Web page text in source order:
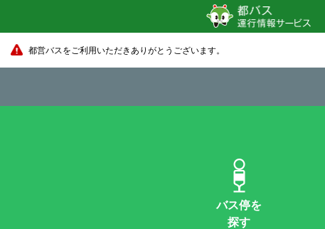
都営バスをご利用いただきありがとうございます。
バス停を
探す